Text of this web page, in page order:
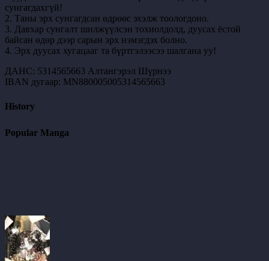
сунгагдахгүй!
2. Таны эрх сунгагдсан өдрөөс эхэлж тоологдоно.
3. Давхар сунгалт шилжүүлсэн тохиолдолд, дуусах ёстой
байсан өдөр дээр сарын эрх нэмэгдэх болно.
4. Эрх дуусах хугацааг та бүртгэлээсээ шалгана уу!
ДАНС: 5314565663 Алтангэрэл Шүрнээ
IBAN дугаар: MN880005005314565663
History
Popular Manga